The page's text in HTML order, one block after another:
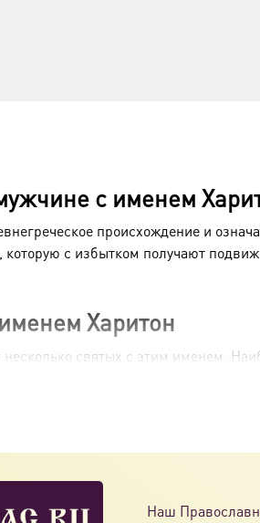
с именем
происхождение и
с избытком получают
Харитон
святых с этим именем.
с братской жизнью.
Наш